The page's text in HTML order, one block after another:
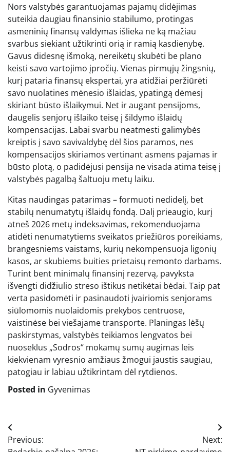
Nors valstybės garantuojamas pajamų didėjimas
suteikia daugiau finansinio stabilumo, protingas
asmeninių finansų valdymas išlieka ne ką mažiau
svarbus siekiant užtikrinti orią ir ramią kasdienybę.
Gavus didesnę išmoką, nereikėtų skubėti be plano
keisti savo vartojimo įpročių. Vienas pirmųjų žingsnių,
kurį pataria finansų ekspertai, yra atidžiai peržiūrėti
savo nuolatines mėnesio išlaidas, ypatingą dėmesį
skiriant būsto išlaikymui. Net ir augant pensijoms,
daugelis senjorų išlaiko teisę į šildymo išlaidų
kompensacijas. Labai svarbu neatmesti galimybės
kreiptis į savo savivaldybę dėl šios paramos, nes
kompensacijos skiriamos vertinant asmens pajamas ir
būsto plotą, o padidėjusi pensija ne visada atima teisę į
valstybės pagalbą šaltuoju metų laiku.
Kitas naudingas patarimas – formuoti nedidelį, bet
stabilų nenumatytų išlaidų fondą. Dalį prieaugio, kurį
atneš 2026 metų indeksavimas, rekomenduojama
atidėti nenumatytiems sveikatos priežiūros poreikiams,
brangesniems vaistams, kurių nekompensuoja ligonių
kasos, ar skubiems buities prietaisų remonto darbams.
Turint bent minimalų finansinį rezervą, pavyksta
išvengti didžiulio streso ištikus netikėtai bėdai. Taip pat
verta pasidomėti ir pasinaudoti įvairiomis senjorams
siūlomomis nuolaidomis prekybos centruose,
vaistinėse bei viešajame transporte. Planingas lėšų
paskirstymas, valstybės teikiamos lengvatos bei
nuoseklus „Sodros“ mokamų sumų augimas leis
kiekvienam vyresnio amžiaus žmogui jaustis saugiau,
patogiau ir labiau užtikrintam dėl rytdienos.
Posted in Gyvenimas
Navigacija
tarp
Previous:
Next: